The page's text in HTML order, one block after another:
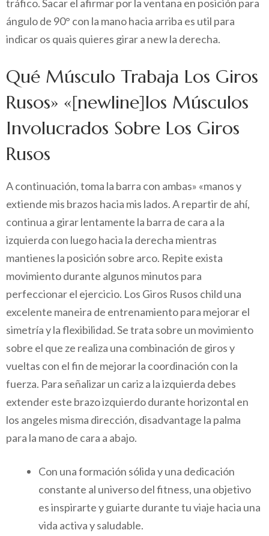
tráfico. Sacar el afirmar por la ventana en posición para
ángulo de 90° con la mano hacia arriba es util para
indicar os quais quieres girar a new la derecha.
Qué Músculo Trabaja Los Giros
Rusos» «[newline]los Músculos
Involucrados Sobre Los Giros
Rusos
A continuación, toma la barra con ambas» «manos y
extiende mis brazos hacia mis lados. A repartir de ahí,
continua a girar lentamente la barra de cara a la
izquierda con luego hacia la derecha mientras
mantienes la posición sobre arco. Repite exista
movimiento durante algunos minutos para
perfeccionar el ejercicio. Los Giros Rusos child una
excelente maneira de entrenamiento para mejorar el
simetría y la flexibilidad. Se trata sobre un movimiento
sobre el que ze realiza una combinación de giros y
vueltas con el fin de mejorar la coordinación con la
fuerza. Para señalizar un cariz a la izquierda debes
extender este brazo izquierdo durante horizontal en
los angeles misma dirección, disadvantage la palma
para la mano de cara a abajo.
Con una formación sólida y una dedicación
constante al universo del fitness, una objetivo
es inspirarte y guiarte durante tu viaje hacia una
vida activa y saludable.